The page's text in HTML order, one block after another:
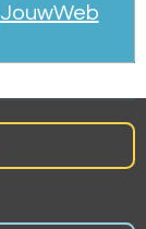
JouwWeb